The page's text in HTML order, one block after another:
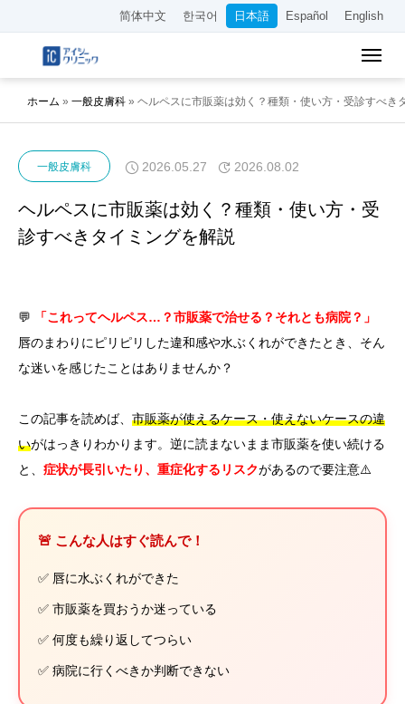
简体中文 한국어 日本語 Español English
ホーム » 一般皮膚科 » ヘルペスに市販薬は効く？種類・使い方・受診すべき
一般皮膚科 2026.05.27 2026.08.02
ヘルペスに市販薬は効く？種類・使い方・受
診すべきタイミングを解説
💬
「これってヘルペス…？市販薬で治せる？それとも病院？」
唇のまわりにピリピリした違和感や水ぶくれができたとき、そん
な迷いを感じたことはありませんか？
この記事を読めば、 市販薬が使えるケース・使えないケースの違
いがはっきりわかります。逆に読まないまま市販薬を使い続ける
と、 症状が長引いたり、重症化するリスクがあるので要注意⚠️
🚨 こんな人はすぐ読んで！
✅ 唇に水ぶくれができた
✅ 市販薬を買おうか迷っている
✅ 何度も繰り返してつらい
✅ 病院に行くべきか判断できない